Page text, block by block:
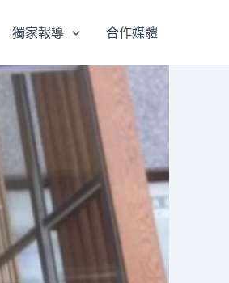
獨家報導 合作媒體